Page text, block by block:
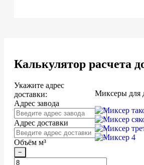
Калькулятор расчета
Укажите адрес
доставки:
Адрес завода
Адрес доставки
Объём м³
−
Миксеры для